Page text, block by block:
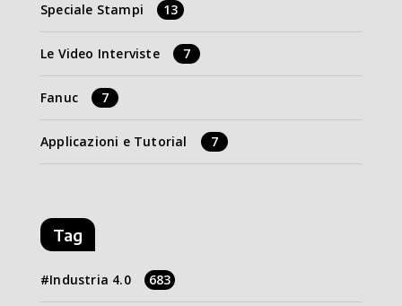
Speciale Stampi 13
Le Video Interviste 7
Fanuc 7
Applicazioni e Tutorial 7
Tag
Industria 4.0 683